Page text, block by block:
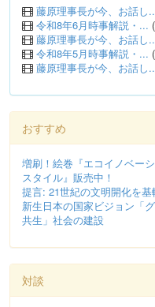
藤原理事長が今、お話し
令和8年6月時事解説・...
藤原理事長が今、お話し
令和8年5月時事解説・...
藤原理事長が今、お話し
おすすめ
増刷！絵巻『エコイノベー
スタイル』販売中！
提言: 21世紀の文明開化を
新生日本の国家ビジョン「
共生」社会の建設
対談